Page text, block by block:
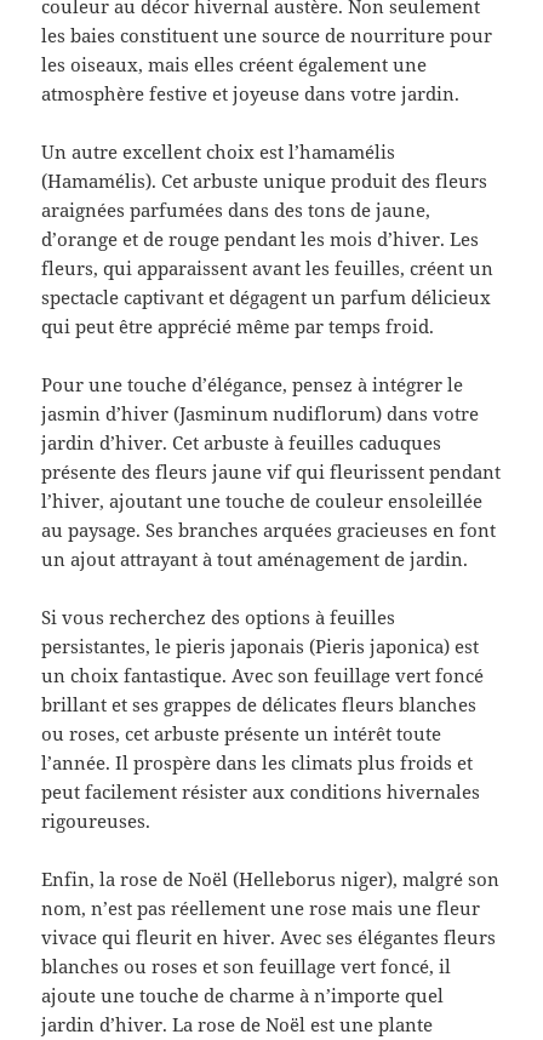
couleur au décor hivernal austère. Non seulement
les baies constituent une source de nourriture pour
les oiseaux, mais elles créent également une
atmosphère festive et joyeuse dans votre jardin.
Un autre excellent choix est l’hamamélis
(Hamamélis). Cet arbuste unique produit des fleurs
araignées parfumées dans des tons de jaune,
d’orange et de rouge pendant les mois d’hiver. Les
fleurs, qui apparaissent avant les feuilles, créent un
spectacle captivant et dégagent un parfum délicieux
qui peut être apprécié même par temps froid.
Pour une touche d’élégance, pensez à intégrer le
jasmin d’hiver (Jasminum nudiflorum) dans votre
jardin d’hiver. Cet arbuste à feuilles caduques
présente des fleurs jaune vif qui fleurissent pendant
l’hiver, ajoutant une touche de couleur ensoleillée
au paysage. Ses branches arquées gracieuses en font
un ajout attrayant à tout aménagement de jardin.
Si vous recherchez des options à feuilles
persistantes, le pieris japonais (Pieris japonica) est
un choix fantastique. Avec son feuillage vert foncé
brillant et ses grappes de délicates fleurs blanches
ou roses, cet arbuste présente un intérêt toute
l’année. Il prospère dans les climats plus froids et
peut facilement résister aux conditions hivernales
rigoureuses.
Enfin, la rose de Noël (Helleborus niger), malgré son
nom, n’est pas réellement une rose mais une fleur
vivace qui fleurit en hiver. Avec ses élégantes fleurs
blanches ou roses et son feuillage vert foncé, il
ajoute une touche de charme à n’importe quel
jardin d’hiver. La rose de Noël est une plante